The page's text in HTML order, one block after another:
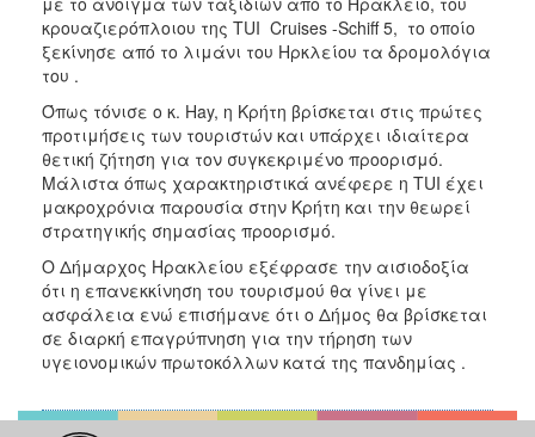
ΤΟΠΟΣ
ΠΟΛΙΤΙΣΜΟΣ
ΑΝΘΕΚΤΙΚΗ
ΠΟΛΗ
κρουαζιερόπλοιου της TUI Cruises -Schiff 5, το οποίο
ξεκίνησε από το λιμάνι του Ηρκλείου τα δρομολόγια
του .
Όπως τόνισε ο κ. Ηay, η Κρήτη βρίσκεται στις πρώτες
προτιμήσεις των τουριστών και υπάρχει ιδιαίτερα
θετική ζήτηση για τον συγκεκριμένο προορισμό.
Μάλιστα όπως χαρακτηριστικά ανέφερε η TUI έχει
μακροχρόνια παρουσία στην Κρήτη και την θεωρεί
στρατηγικής σημασίας προορισμό.
Ο Δήμαρχος Ηρακλείου εξέφρασε την αισιοδοξία
ότι η επανεκκίνηση του τουρισμού θα γίνει με
ασφάλεια ενώ επισήμανε ότι ο Δήμος θα βρίσκεται
σε διαρκή επαγρύπνηση για την τήρηση των
υγειονομικών πρωτοκόλλων κατά της πανδημίας .